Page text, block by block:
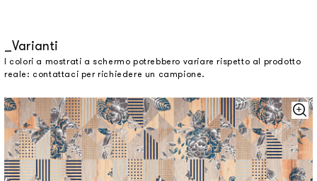
Varianti
I colori a mostrati a schermo potrebbero variare rispetto al prodotto
reale: contattaci per richiedere un campione.